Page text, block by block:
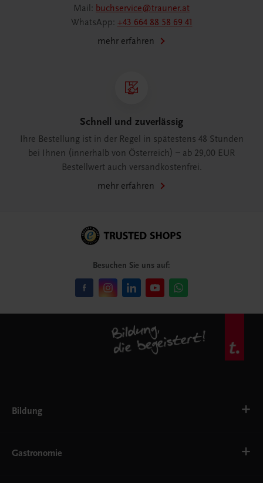
Mail: buchservice@trauner.at
WhatsApp: +43 664 88 58 69 41
mehr erfahren
Schnell und zuverlässig
Ihre Bestellung ist in der Regel in spätestens 48 Stunden
bei Ihnen (innerhalb von Österreich) – ab 29,00 EUR
Bestellwert auch versandkostenfrei.
mehr erfahren
Besuchen Sie uns auf:
Bildung
Ernährung
Gastronomie